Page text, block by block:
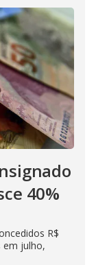
40%
R$
em julho,